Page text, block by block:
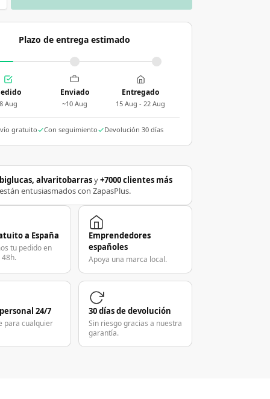
Plazo de entrega estimado
Aug
Enviado
~10 Aug
Entregado
15 Aug - 22 Aug
gratuito Con seguimiento Devolución 30 días
biglucas, alvaritobarrasy+7000 clientes más
están entusiasmados con ZapasPlus.
a España
tu pedido en
Emprendedores
españoles
Apoya una marca local.
24/7
para cualquier
30 días de devolución
Sin riesgo gracias a nuestra
garantía.